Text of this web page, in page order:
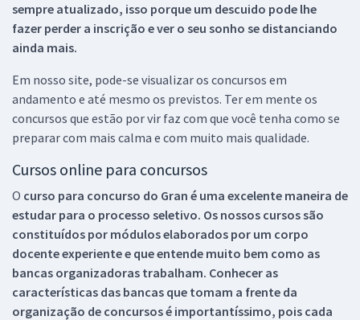
sempre atualizado, isso porque um descuido pode lhe
fazer perder a inscrição e ver o seu sonho se distanciando
ainda mais.
Em nosso site, pode-se visualizar os concursos em
andamento e até mesmo os previstos. Ter em mente os
concursos que estão por vir faz com que você tenha como se
preparar com mais calma e com muito mais qualidade.
Cursos online para concursos
O curso para concurso do Gran é uma excelente maneira de
estudar para o processo seletivo. Os nossos cursos são
constituídos por módulos elaborados por um corpo
docente experiente e que entende muito bem como as
bancas organizadoras trabalham. Conhecer as
características das bancas que tomam a frente da
organização de concursos é importantíssimo, pois cada